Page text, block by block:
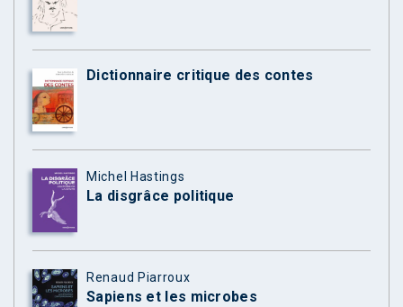
Dictionnaire critique des contes
Michel Hastings
La disgrâce politique
Renaud Piarroux
Sapiens et les microbes